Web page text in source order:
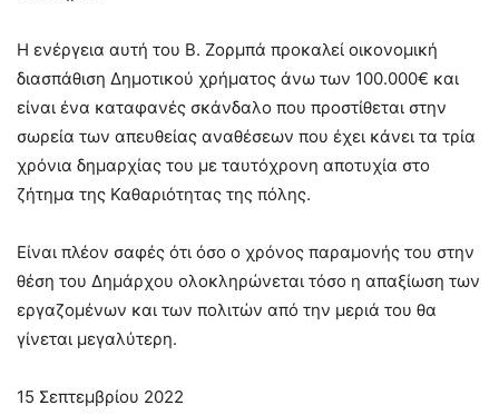
Η ενέργεια αυτή του Β. Ζορμπά προκαλεί οικονομική
διασπάθιση Δημοτικού χρήματος άνω των 100.000€ και
είναι ένα καταφανές σκάνδαλο που προστίθεται στην
σωρεία των απευθείας αναθέσεων που έχει κάνει τα τρία
χρόνια δημαρχίας του με ταυτόχρονη αποτυχία στο
ζήτημα της Καθαριότητας της πόλης.
Είναι πλέον σαφές ότι όσο ο χρόνος παραμονής του στην
θέση του Δημάρχου ολοκληρώνεται τόσο η απαξίωση των
εργαζομένων και των πολιτών από την μεριά του θα
γίνεται μεγαλύτερη.
15 Σεπτεμβρίου 2022